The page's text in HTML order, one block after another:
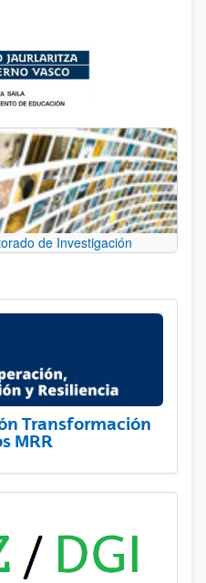
de Investigación
Transformación
MRR